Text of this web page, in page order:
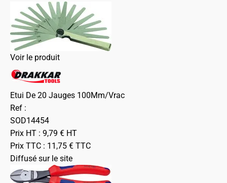
Voir le produit
Etui De 20 Jauges 100Mm/Vrac
Ref :
SOD14454
Prix HT : 9,79 € HT
Prix TTC : 11,75 € TTC
Diffusé sur le site